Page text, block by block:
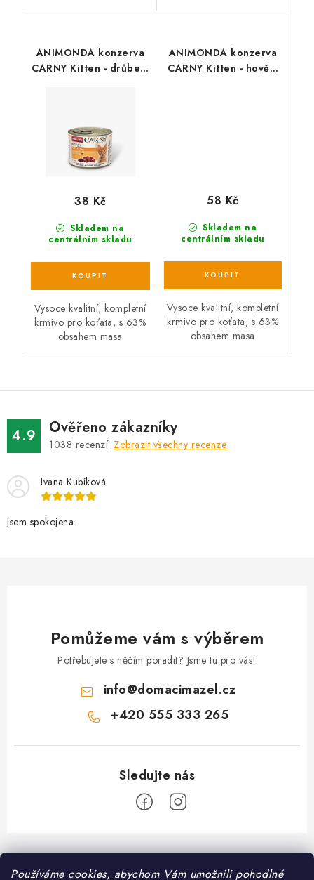
Používáme cookies, abychom Vám umožnili pohodlné
ANIMONDA konzerva
CARNY Kitten - drůbeží
Skladem na
centrálním skladu
38 Kč
Vysoce kvalitní, kompletní
krmivo pro koťata, s 63%
obsahem masa
ANIMONDA konzerva
CARNY Kitten - hovězí
Skladem na
centrálním skladu
58 Kč
Vysoce kvalitní, kompletní
krmivo pro koťata, s 63%
obsahem masa
4.9 Ověřeno zákazníky
1038 recenzí. Zobrazit všechny recenze
Ivana Kubíková
Jsem spokojena.
Pomůžeme vám s výběrem
Potřebujete s něčím poradit? Jsme tu pro vás!
info@domacimazel.cz
+420 555 333 265
Z
á
Informace pro vás